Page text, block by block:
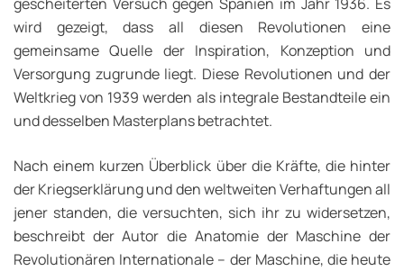
wird gezeigt, dass all diesen Revolutionen eine
gemeinsame Quelle der Inspiration, Konzeption und
Versorgung zugrunde liegt. Diese Revolutionen und der
Weltkrieg von 1939 werden als integrale Bestandteile ein
und desselben Masterplans betrachtet.
Nach einem kurzen Überblick über die Kräfte, die hinter
der Kriegserklärung und den weltweiten Verhaftungen all
jener standen, die versuchten, sich ihr zu widersetzen,
beschreibt der Autor die Anatomie der Maschine der
Revolutionären Internationale – der Maschine, die heute